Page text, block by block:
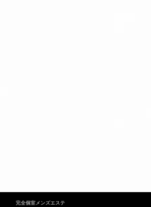
完全個室メンズエステ